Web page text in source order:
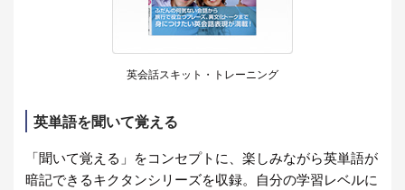
英会話スキット・トレーニング
英単語を聞いて覚える
「聞いて覚える」をコンセプトに、楽しみながら英単語が
暗記できるキクタンシリーズを収録。自分の学習レベルに